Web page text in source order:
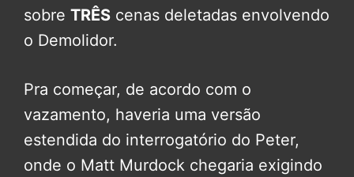
sobre TRÊS cenas deletadas envolvendo
o Demolidor.
Pra começar, de acordo com o
vazamento, haveria uma versão
estendida do interrogatório do Peter,
onde o Matt Murdock chegaria exigindo